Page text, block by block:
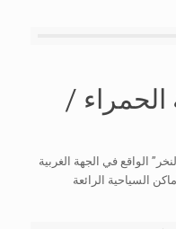
الحمراء /
النخر” الواقع في الجهة الغربية
السياحية الرائعة